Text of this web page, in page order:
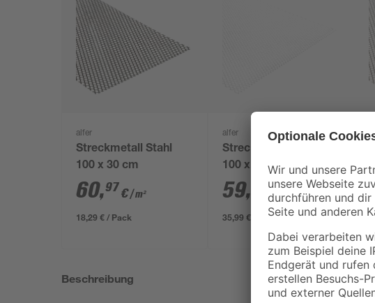
alfer
Streckmetall Stahl
100 x 30 cm
60,97€/ m²
18,29 € / Pack
alfer
Streckmetall Stahl
100 x 60 cm
59, €/ m²
35,99 € / Pack
Beschreibung